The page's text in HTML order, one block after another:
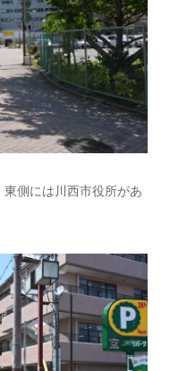
側には川西市役所があ